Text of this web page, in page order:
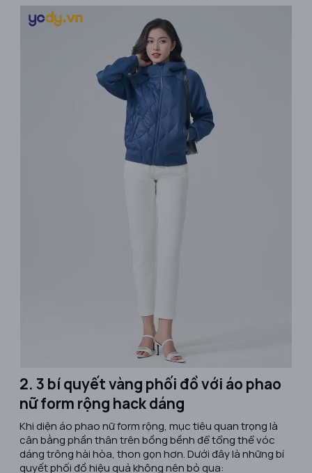
2. 3 bí quyết vàng phối đồ với áo phao
nữ form rộng hack dáng
Khi diện áo phao nữ form rộng, mục tiêu quan trọng là
cân bằng phần thân trên bồng bềnh để tổng thể vóc
dáng trông hài hòa, thon gọn hơn. Dưới đây là những bí
quyết phối đồ hiệu quả không nên bỏ qua: